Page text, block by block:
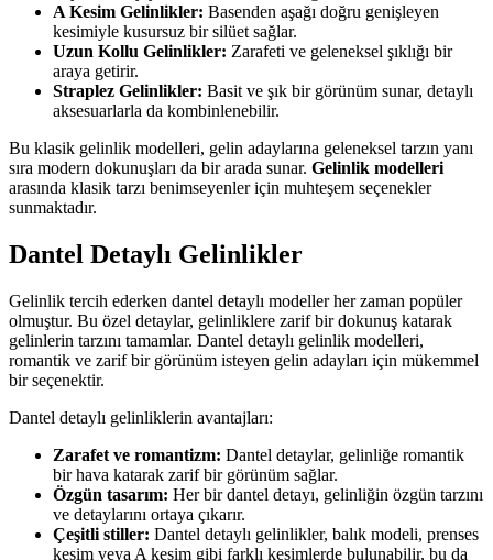
A Kesim Gelinlikler: Basenden aşağı doğru genişleyen
kesimiyle kusursuz bir silüet sağlar.
Uzun Kollu Gelinlikler: Zarafeti ve geleneksel şıklığı bir
araya getirir.
Straplez Gelinlikler: Basit ve şık bir görünüm sunar, detaylı
aksesuarlarla da kombinlenebilir.
Bu klasik gelinlik modelleri, gelin adaylarına geleneksel tarzın yanı
sıra modern dokunuşları da bir arada sunar. Gelinlik modelleri
arasında klasik tarzı benimseyenler için muhteşem seçenekler
sunmaktadır.
Dantel Detaylı Gelinlikler
Gelinlik tercih ederken dantel detaylı modeller her zaman popüler
olmuştur. Bu özel detaylar, gelinliklere zarif bir dokunuş katarak
gelinlerin tarzını tamamlar. Dantel detaylı gelinlik modelleri,
romantik ve zarif bir görünüm isteyen gelin adayları için mükemmel
bir seçenektir.
Dantel detaylı gelinliklerin avantajları:
Zarafet ve romantizm: Dantel detaylar, gelinliğe romantik
bir hava katarak zarif bir görünüm sağlar.
Özgün tasarım: Her bir dantel detayı, gelinliğin özgün tarzını
ve detaylarını ortaya çıkarır.
Çeşitli stiller: Dantel detaylı gelinlikler, balık modeli, prenses
kesim veya A kesim gibi farklı kesimlerde bulunabilir, bu da